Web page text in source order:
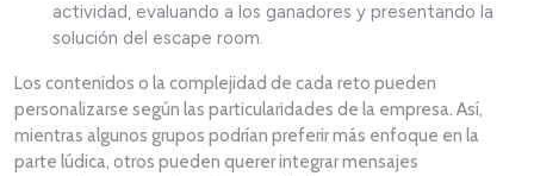
actividad, evaluando a los ganadores y presentando la
solución del escape room.
Los contenidos o la complejidad de cada reto pueden
personalizarse según las particularidades de la empresa. Así,
mientras algunos grupos podrían preferir más enfoque en la
parte lúdica, otros pueden querer integrar mensajes